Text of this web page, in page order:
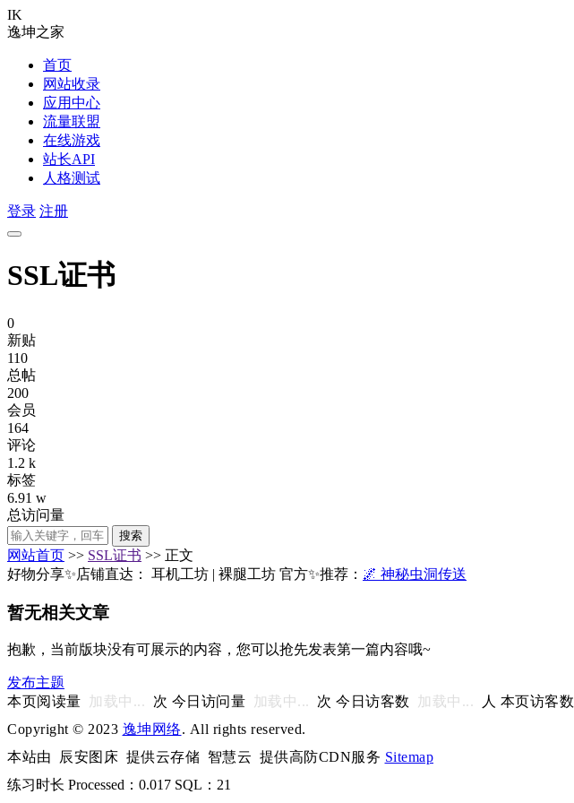
IK
逸坤之家
首页
网站收录
应用中心
流量联盟
在线游戏
站长API
人格测试
登录 注册
SSL证书
0
新贴
110
总帖
200
会员
164
评论
1.2 k
标签
6.91 w
总访问量
搜索
网站首页 >> SSL证书 >> 正文
好物分享✨店铺直达： 耳机工坊 | 裸腿工坊 官方✨推荐： 🌌 神秘虫洞传送
暂无相关文章
抱歉，当前版块没有可展示的内容，您可以抢先发表第一篇内容哦~
发布主题
本页阅读量 加载中... 次 今日访问量 加载中... 次 今日访客数 加载中... 人 本页访客数
Copyright © 2023 逸坤网络. All rights reserved.
本站由
辰安图床 提供云存储 智慧云 提供高防CDN服务 Sitemap
练习时长 Processed：0.017 SQL：21